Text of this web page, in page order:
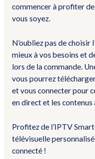
commencer à profiter
vous soyez.
N’oubliez pas de choisir
mieux à vos besoins et
lors de la commande.
vous pourrez
et vous connecter pour
en direct et les contenus
Profitez de l’IPTV
télévisuelle
connecté !